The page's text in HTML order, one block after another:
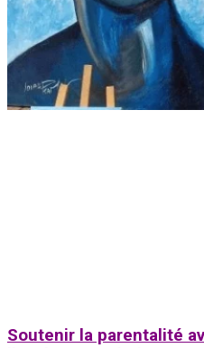
Soutenir la parentalité